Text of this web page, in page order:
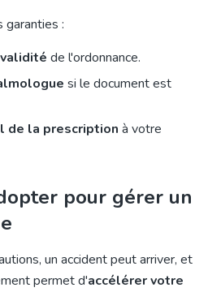
garanties :
de l'ordonnance.
si le document est
de la prescription à votre
pour gérer un
un accident peut arriver, et
permet d'accélérer votre